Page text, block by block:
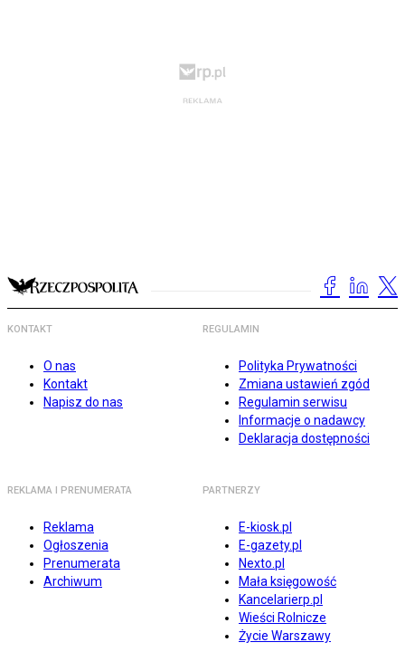
KONTAKT
O nas
Kontakt
Napisz do nas
REGULAMIN
Polityka Prywatności
Zmiana ustawień zgód
Regulamin serwisu
Informacje o nadawcy
Deklaracja dostępności
REKLAMA I PRENUMERATA
Reklama
Ogłoszenia
Prenumerata
Archiwum
PARTNERZY
E-kiosk.pl
E-gazety.pl
Nexto.pl
Mała księgowość
Kancelarierp.pl
Wieści Rolnicze
Życie Warszawy